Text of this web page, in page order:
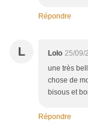
Répondre
L Lolo 25/09/
une très
chose de
bisous et
Répondre